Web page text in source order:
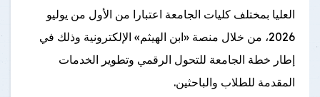
العليا بمختلف كليات الجامعة اعتبارا من الأول من يوليو
2026، من خلال منصة «ابن الهيثم» الإلكترونية وذلك في
إطار خطة الجامعة للتحول الرقمي وتطوير الخدمات
المقدمة للطلاب والباحثين.